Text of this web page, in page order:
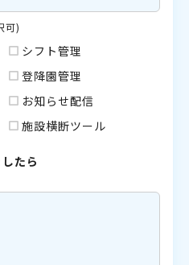
可)
シフト管理
登降園管理
お知らせ配信
施設横断ツール
たら